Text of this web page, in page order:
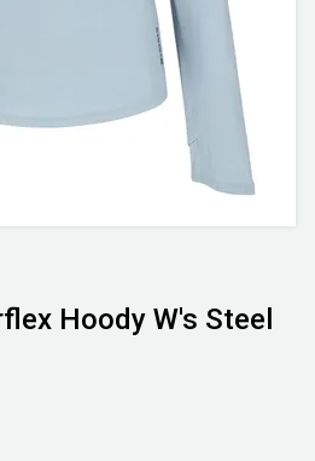
Hoody W's Steel